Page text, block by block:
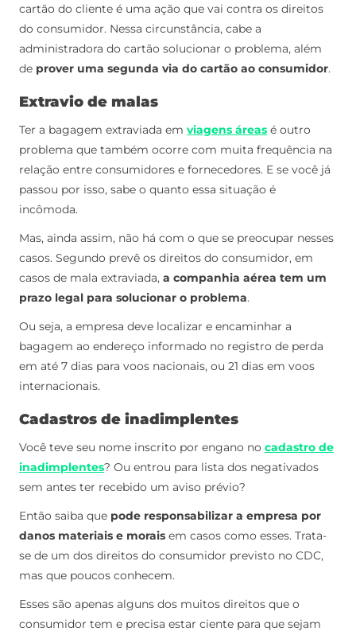
cartão do cliente é uma ação que vai contra os direitos
do consumidor. Nessa circunstância, cabe a
administradora do cartão solucionar o problema, além
de prover uma segunda via do cartão ao consumidor.
Extravio de malas
Ter a bagagem extraviada em viagens áreas é outro
problema que também ocorre com muita frequência na
relação entre consumidores e fornecedores. E se você já
passou por isso, sabe o quanto essa situação é
incômoda.
Mas, ainda assim, não há com o que se preocupar nesses
casos. Segundo prevê os direitos do consumidor, em
casos de mala extraviada, a companhia aérea tem um
prazo legal para solucionar o problema.
Ou seja, a empresa deve localizar e encaminhar a
bagagem ao endereço informado no registro de perda
em até 7 dias para voos nacionais, ou 21 dias em voos
internacionais.
Cadastros de inadimplentes
Você teve seu nome inscrito por engano no cadastro de
inadimplentes? Ou entrou para lista dos negativados
sem antes ter recebido um aviso prévio?
Então saiba que pode responsabilizar a empresa por
danos materiais e morais em casos como esses. Trata-
se de um dos direitos do consumidor previsto no CDC,
mas que poucos conhecem.
Esses são apenas alguns dos muitos direitos que o
consumidor tem e precisa estar ciente para que sejam